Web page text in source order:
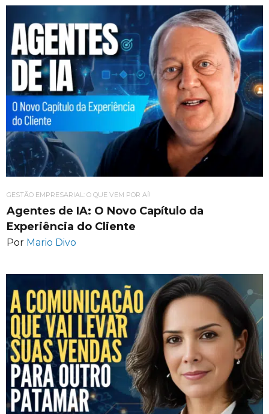
GESTÃO EMPRESARIAL: O QUE VEM POR AÍ!
Agentes de IA: O Novo Capítulo da
Experiência do Cliente
Por Mario Divo